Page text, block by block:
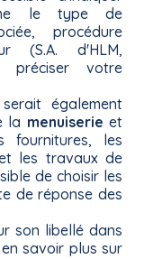
le type de
procédure
(S.A. d'HLM,
préciser votre
également
la menuiserie et
fournitures, les
les travaux de
de choisir les
de réponse des
son libellé dans
savoir plus sur